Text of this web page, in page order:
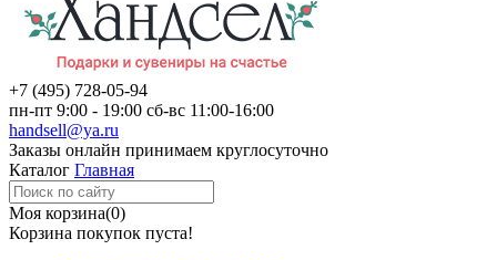
+7 (495) 728-05-94
пн-пт 9:00 - 19:00 сб-вс 11:00-16:00
handsell@ya.ru
Заказы онлайн принимаем круглосуточно
Каталог Главная
Моя корзина(0)
Корзина покупок пуста!